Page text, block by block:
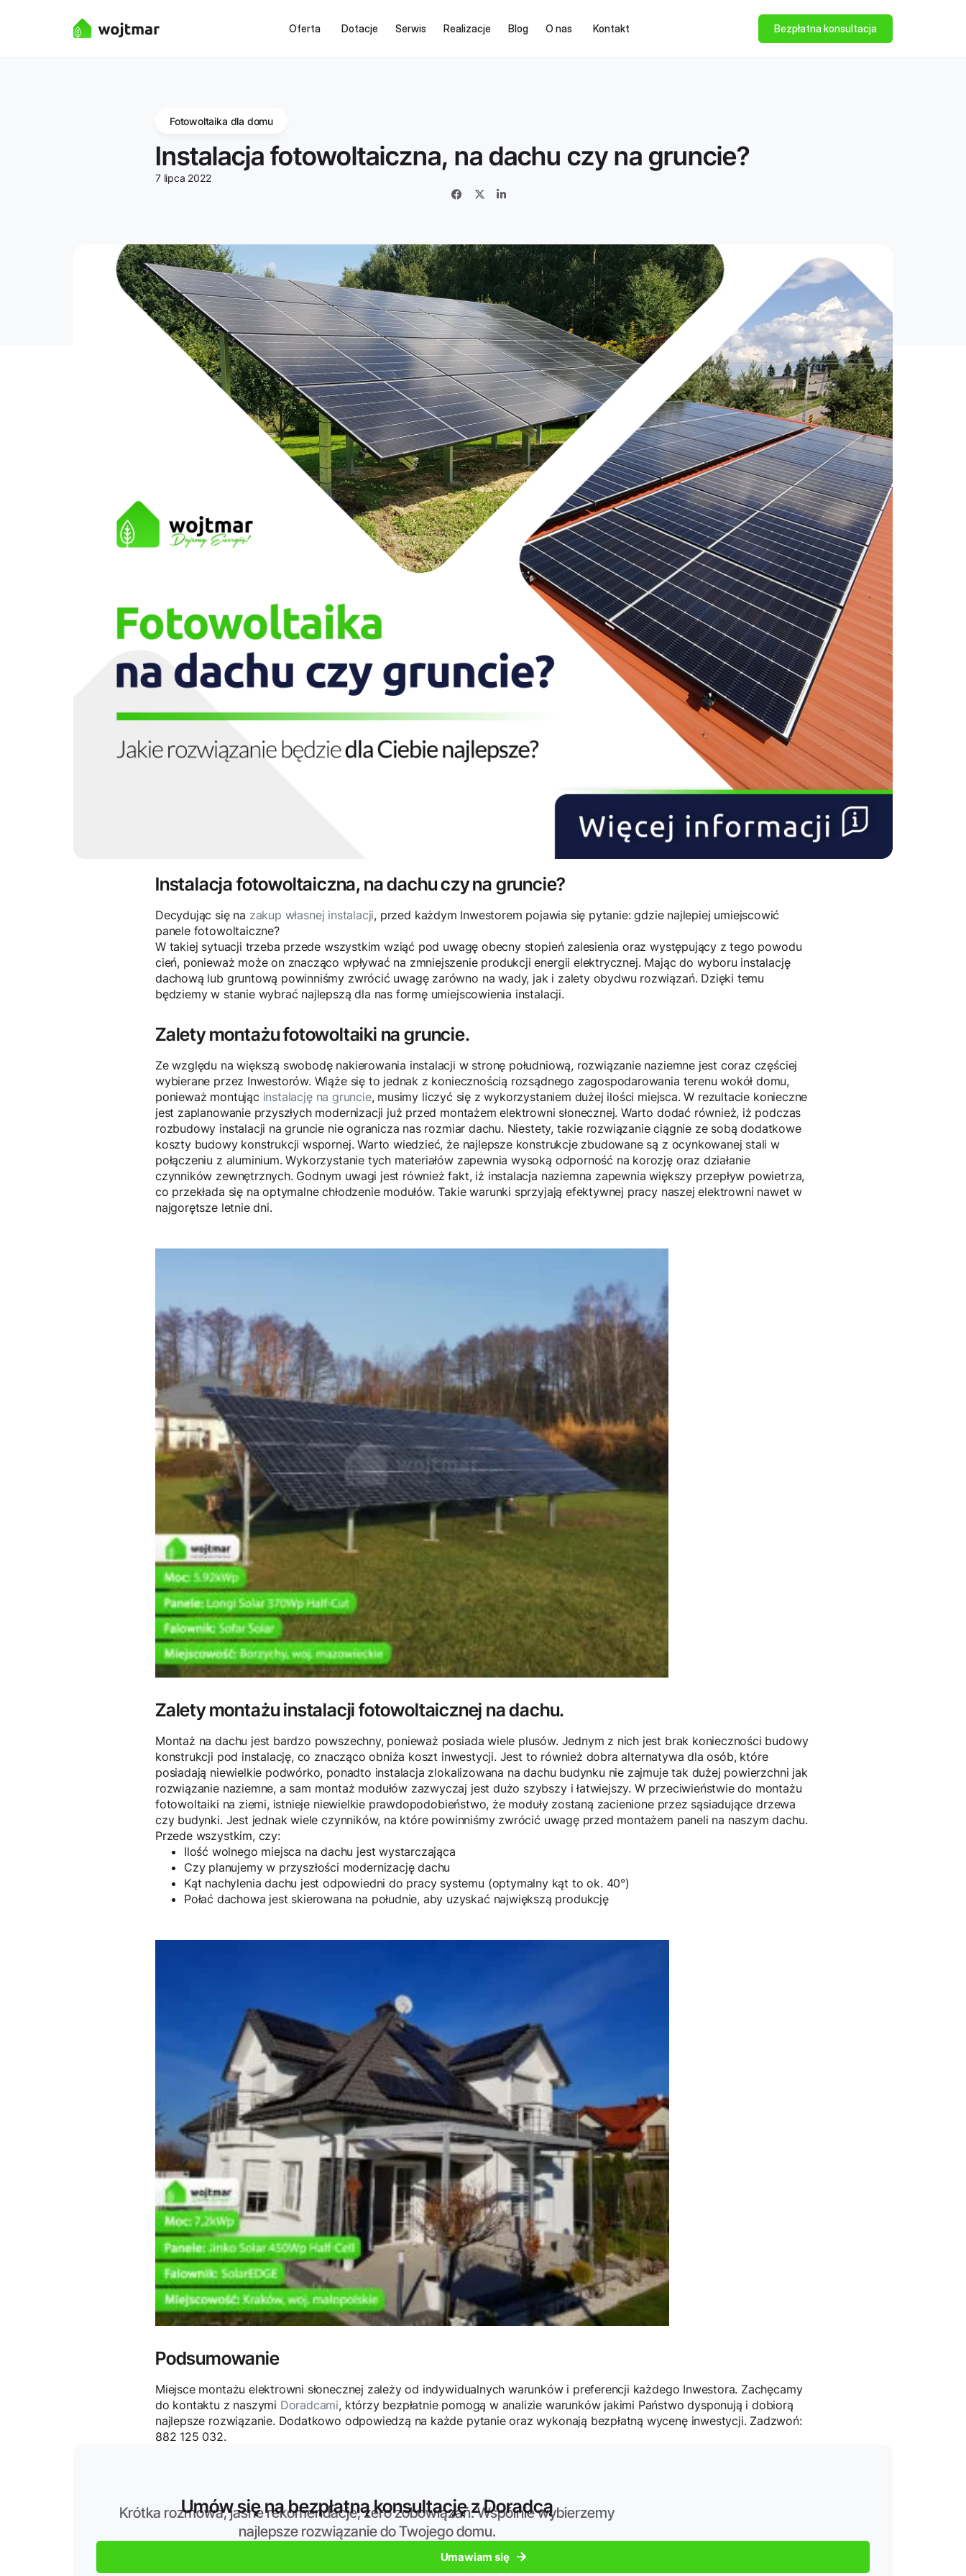
Oferta Dotacje Serwis Realizacje Blog O nas Kontakt Bezpłatna konsultacja
Fotowoltaika dla domu
Instalacja fotowoltaiczna, na dachu czy na gruncie?
7 lipca 2022
Instalacja fotowoltaiczna, na dachu czy na gruncie?
Decydując się na zakup własnej instalacji, przed każdym Inwestorem pojawia się pytanie: gdzie najlepiej umiejscowić
panele fotowoltaiczne?
W takiej sytuacji trzeba przede wszystkim wziąć pod uwagę obecny stopień zalesienia oraz występujący z tego powodu
cień, ponieważ może on znacząco wpływać na zmniejszenie produkcji energii elektrycznej. Mając do wyboru instalację
dachową lub gruntową powinniśmy zwrócić uwagę zarówno na wady, jak i zalety obydwu rozwiązań. Dzięki temu
będziemy w stanie wybrać najlepszą dla nas formę umiejscowienia instalacji.
Zalety montażu fotowoltaiki na gruncie.
Ze względu na większą swobodę nakierowania instalacji w stronę południową, rozwiązanie naziemne jest coraz częściej
wybierane przez Inwestorów. Wiąże się to jednak z koniecznością rozsądnego zagospodarowania terenu wokół domu,
ponieważ montując instalację na gruncie, musimy liczyć się z wykorzystaniem dużej ilości miejsca. W rezultacie konieczne
jest zaplanowanie przyszłych modernizacji już przed montażem elektrowni słonecznej. Warto dodać również, iż podczas
rozbudowy instalacji na gruncie nie ogranicza nas rozmiar dachu. Niestety, takie rozwiązanie ciągnie ze sobą dodatkowe
koszty budowy konstrukcji wspornej. Warto wiedzieć, że najlepsze konstrukcje zbudowane są z ocynkowanej stali w
połączeniu z aluminium. Wykorzystanie tych materiałów zapewnia wysoką odporność na korozję oraz działanie
czynników zewnętrznych. Godnym uwagi jest również fakt, iż instalacja naziemna zapewnia większy przepływ powietrza,
co przekłada się na optymalne chłodzenie modułów. Takie warunki sprzyjają efektywnej pracy naszej elektrowni nawet w
najgorętsze letnie dni.
Zalety montażu instalacji fotowoltaicznej na dachu.
Montaż na dachu jest bardzo powszechny, ponieważ posiada wiele plusów. Jednym z nich jest brak konieczności budowy
konstrukcji pod instalację, co znacząco obniża koszt inwestycji. Jest to również dobra alternatywa dla osób, które
posiadają niewielkie podwórko, ponadto instalacja zlokalizowana na dachu budynku nie zajmuje tak dużej powierzchni jak
rozwiązanie naziemne, a sam montaż modułów zazwyczaj jest dużo szybszy i łatwiejszy. W przeciwieństwie do montażu
fotowoltaiki na ziemi, istnieje niewielkie prawdopodobieństwo, że moduły zostaną zacienione przez sąsiadujące drzewa
czy budynki. Jest jednak wiele czynników, na które powinniśmy zwrócić uwagę przed montażem paneli na naszym dachu.
Przede wszystkim, czy:
Ilość wolnego miejsca na dachu jest wystarczająca
Czy planujemy w przyszłości modernizację dachu
Kąt nachylenia dachu jest odpowiedni do pracy systemu (optymalny kąt to ok. 40°)
Połać dachowa jest skierowana na południe, aby uzyskać największą produkcję
Podsumowanie
Miejsce montażu elektrowni słonecznej zależy od indywidualnych warunków i preferencji każdego Inwestora. Zachęcamy
do kontaktu z naszymi Doradcami, którzy bezpłatnie pomogą w analizie warunków jakimi Państwo dysponują i dobiorą
najlepsze rozwiązanie. Dodatkowo odpowiedzą na każde pytanie oraz wykonają bezpłatną wycenę inwestycji. Zadzwoń:
882 125 032.
Umów się na bezpłatną konsultację z Doradcą
Krótka rozmowa, jasne rekomendacje, zero zobowiązań. Wspólnie wybierzemy
najlepsze rozwiązanie do Twojego domu.
Umawiam się